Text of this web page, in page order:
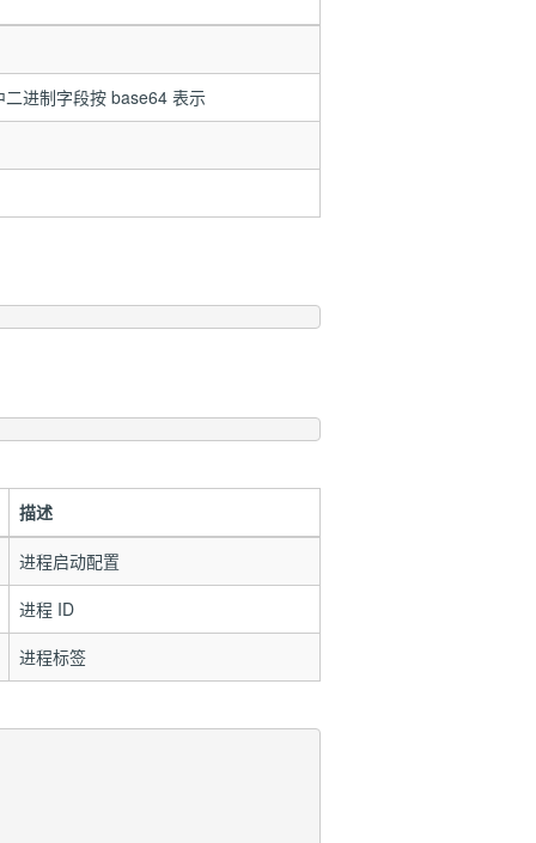
进制字段按 base64 表示
描述
进程启动配置
进程 ID
进程标签